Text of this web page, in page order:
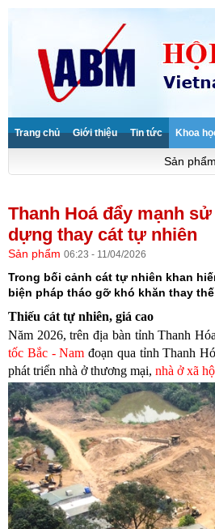
Trang chủ Giới thiệu Tin tức Khoa
Sản phẩm
Thanh Hoá đẩy mạnh
dựng thay cát tự nhiên
Sản phẩm 06:23 - 11/04/2026
Trong bối cảnh cát tự nhiên khan
biện pháp tháo gỡ khó khăn thay
Thiếu cát tự nhiên, giá cao
Năm 2026, trên địa bàn tỉnh Thanh
tốc Bắc - Nam đoạn qua tỉnh Thanh
phát triển nhà ở thương mại, nhà ở xã